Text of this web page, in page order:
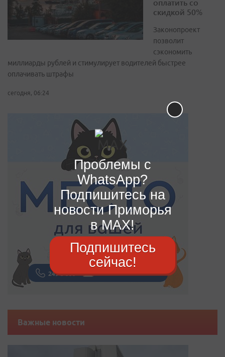
оплатить со
скидкой 50%
Законопроект
позволит
сэкономить
миллиарды рублей и стимулирует водителей быстрее
оплачивать штрафы
сегодня, 06:24
Важные новости
Проблемы с
WhatsApp?
Подпишитесь на
новости Приморья
в MAX!
Подпишитесь
сейчас!